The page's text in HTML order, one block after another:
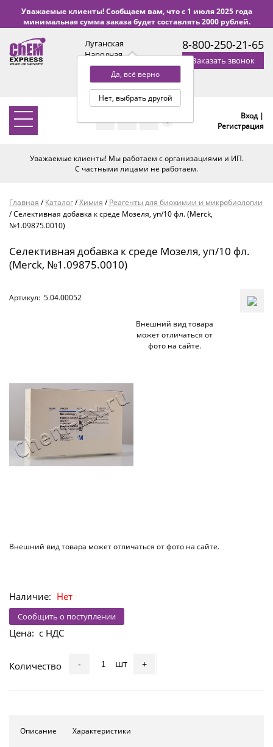
Уважаемые клиенты! Сообщаем вам, что с 1 июля 2025 года
минимальная сумма заказа будет составлять 2000 рублей.
Луганская
Народная
Республика
Да, всё верно
Нет, выбрать другой
с 9:00 до 18:00 по Уфе
(+2 МСК)
8-800-250-21-65
Заказать звонок
0
Вход |
Регистрация
Уважаемые клиенты! Мы работаем с организациями и ИП.
С частными лицами не работаем.
Главная /Каталог/Химия /Реагенты для биохимии и микробиологии
/Селективная добавка к среде Мозеля, уп/10 фл. (Merck,
№1.09875.0010)
Селективная добавка к среде Мозеля, уп/10 фл.
(Merck, №1.09875.0010)
Артикул: 5.04.00052
Внешний вид товара
может отличаться от
фото на сайте.
Внешний вид товара может отличаться от фото на сайте.
Наличие: Нет
Сообщить о поступлении
Цена: с НДС
Количество - шт +
Описание Характеристики